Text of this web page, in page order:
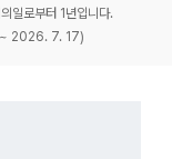
일로부터 1년입니다.
2026. 7. 17)